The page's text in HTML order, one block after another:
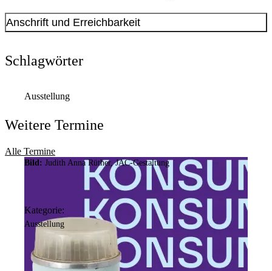
Anschrift und Erreichbarkeit
MKK / Jürgen Spiler
Kontakt anzeigen
Anschrift
Hansastr. 3
Dortmund
Schlagwörter
Ausstellung
Weitere Termine
Alle Termine
Bild: Judith Anna Rüther, JAC-Gestaltung
Kategorie:
Ausstellung